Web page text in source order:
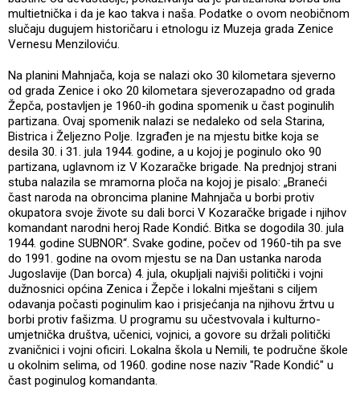
multietnička i da je kao takva i naša. Podatke o ovom neobičnom
slučaju dugujem historičaru i etnologu iz Muzeja grada Zenice
Vernesu Menziloviću.
Na planini Mahnjača, koja se nalazi oko 30 kilometara sjeverno
od grada Zenice i oko 20 kilometara sjeverozapadno od grada
Žepča, postavljen je 1960-ih godina spomenik u čast poginulih
partizana. Ovaj spomenik nalazi se nedaleko od sela Starina,
Bistrica i Željezno Polje. Izgrađen je na mjestu bitke koja se
desila 30. i 31. jula 1944. godine, a u kojoj je poginulo oko 90
partizana, uglavnom iz V Kozaračke brigade. Na prednjoj strani
stuba nalazila se mramorna ploča na kojoj je pisalo: „Braneći
čast naroda na obroncima planine Mahnjača u borbi protiv
okupatora svoje živote su dali borci V Kozaračke brigade i njihov
komandant narodni heroj Rade Kondić. Bitka se dogodila 30. jula
1944. godine SUBNOR“. Svake godine, počev od 1960-tih pa sve
do 1991. godine na ovom mjestu se na Dan ustanka naroda
Jugoslavije (Dan borca) 4. jula, okupljali najviši politički i vojni
dužnosnici općina Zenica i Žepče i lokalni mještani s ciljem
odavanja počasti poginulim kao i prisjećanja na njihovu žrtvu u
borbi protiv fašizma. U programu su učestvovala i kulturno-
umjetnička društva, učenici, vojnici, a govore su držali politički
zvaničnici i vojni oficiri. Lokalna škola u Nemili, te područne škole
u okolnim selima, od 1960. godine nose naziv "Rade Kondić" u
čast poginulog komandanta.